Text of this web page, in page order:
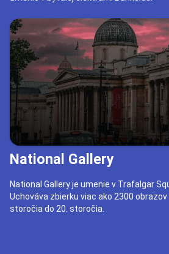
National Gallery
National Gallery je umenie v Trafalgar
Uchováva zbierku viac ako 2300 obrazov
storočia do 20. storočia.